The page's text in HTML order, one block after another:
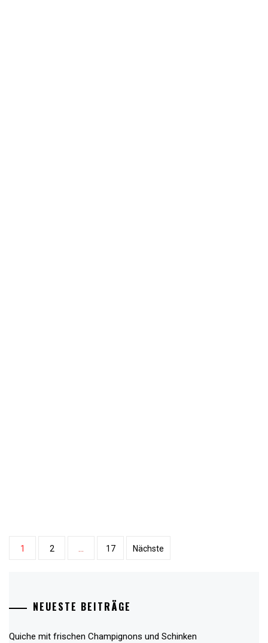
Beitragsnavigation
1 2 17 Nächste
NEUESTE BEITRÄGE
Quiche mit frischen Champignons und Schinken